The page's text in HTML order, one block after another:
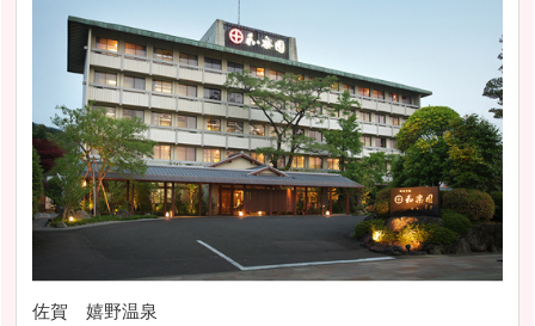
佐賀 嬉野温泉